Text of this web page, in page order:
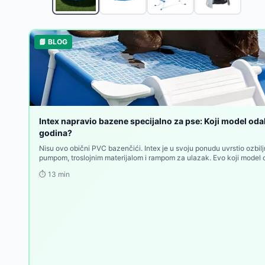
Pure Spa Greywood Deluxe okrugli jacuzzi za 4
Intex Prism Frame Pravougaoni bazen sa
Bestway Fast Set Okrugli bazen sa prstenom na
Bestway APX365™ Bazen sa peščanom pumpom i
Bestway Bazen sa pumpom i merdevinama Steel
Intex Sklopivi bazen za kućne ljubimce 152x30cm
Intex Bazen za kućne ljubimce sa filter-pumpom i
Intex Četvorougaoni bazen za kućne ljubimce sa
Intex Greywood Deluxe Jacuzzi za 4 osobe sa
Intex PureSpa Bubble Massage Jacuzzi za 4 osobe
📘 BLOG
Intex napravio bazene specijalno za pse: Koji model
godina?
Nisu ovo obični PVC bazenčići. Intex je u svoju ponudu uvrstio
pumpom, troslojnim materijalom i rampom za ulazak. Evo koji model
⏱️ 13 min